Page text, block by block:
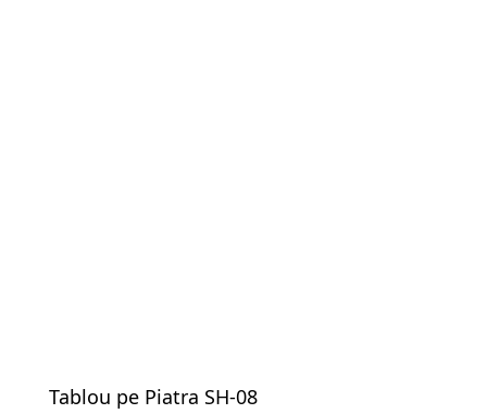
Tablou pe Piatra SH-08